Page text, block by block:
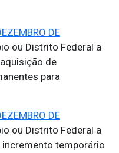
DE
ou Distrito Federal a
de
para
DE
ou Distrito Federal a
temporário